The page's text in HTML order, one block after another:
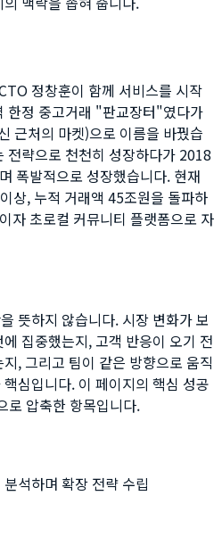
정창훈이 함께 서비스를 시작
한정 중고거래 "판교장터"였다가
근처의 마켓)으로 이름을 바꿨습
전략으로 천천히 성장하다가 2018
폭발적으로 성장했습니다. 현재
상, 누적 거래액 45조원을 돌파하
자 초로컬 커뮤니티 플랫폼으로 자
뜻하지 않습니다. 시장 변화가 보
집중했는지, 고객 반응이 오기 전
, 그리고 팀이 같은 방향으로 움직
심입니다. 이 페이지의 핵심 성공
로 압축한 항목입니다.
석하며 확장 전략 수립